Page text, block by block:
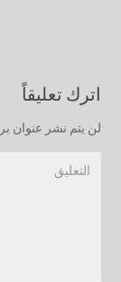
اترك تعليقاً
لن يتم نشر عنوان